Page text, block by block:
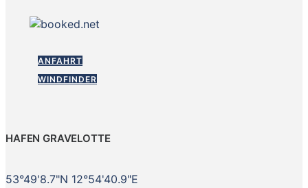
ANFAHRT
WINDFINDER
HAFEN GRAVELOTTE
53°49'8.7"N 12°54'40.9"E